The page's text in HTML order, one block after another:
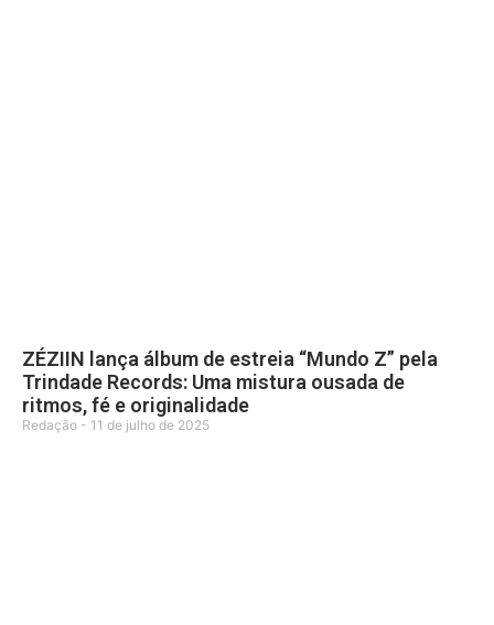
ZÉZIIN lança álbum de estreia “Mundo Z” pela
Trindade Records: Uma mistura ousada de
ritmos, fé e originalidade
Redação 11 de julho de 2025